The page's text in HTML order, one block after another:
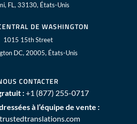
FL, 33130, États-Unis
DE WASHINGTON
1015 15th Street
DC, 20005, États-Unis
CONTACTER
:+1 (877) 255-0717
à l’équipe de vente :